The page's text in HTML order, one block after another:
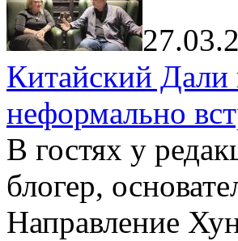
Китайский
неформально
В гостях у
блогер,
Направление